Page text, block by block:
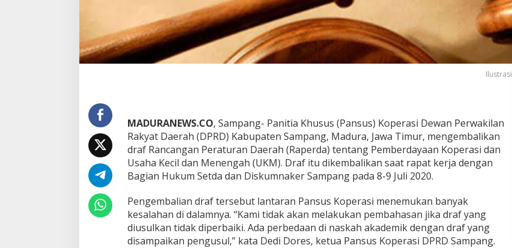
Ilustrasi
MADURANEWS.CO, Sampang- Panitia Khusus (Pansus) Koperasi Dewan Perwakilan
Rakyat Daerah (DPRD) Kabupaten Sampang, Madura, Jawa Timur, mengembalikan
draf Rancangan Peraturan Daerah (Raperda) tentang Pemberdayaan Koperasi dan
Usaha Kecil dan Menengah (UKM). Draf itu dikembalikan saat rapat kerja dengan
Bagian Hukum Setda dan Diskumnaker Sampang pada 8-9 Juli 2020.
Pengembalian draf tersebut lantaran Pansus Koperasi menemukan banyak
kesalahan di dalamnya. “Kami tidak akan melakukan pembahasan jika draf yang
diusulkan tidak diperbaiki. Ada perbedaan di naskah akademik dengan draf yang
disampaikan pengusul,” kata Dedi Dores, ketua Pansus Koperasi DPRD Sampang.